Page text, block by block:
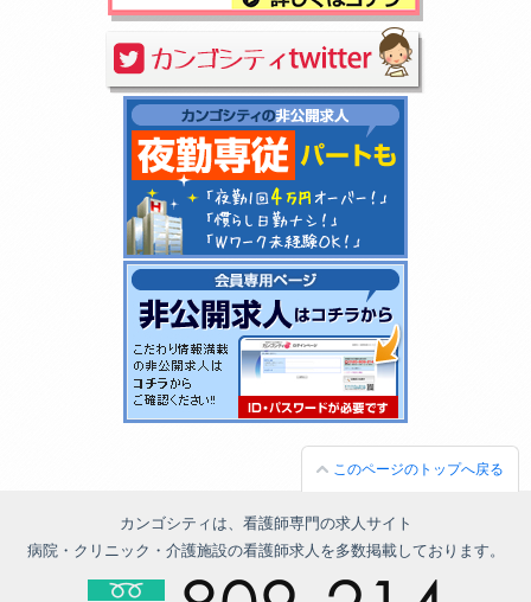
このページのトップへ戻る
カンゴシティは、看護師専門の求人サイト
病院・クリニック・介護施設の看護師求人を多数掲載しております。